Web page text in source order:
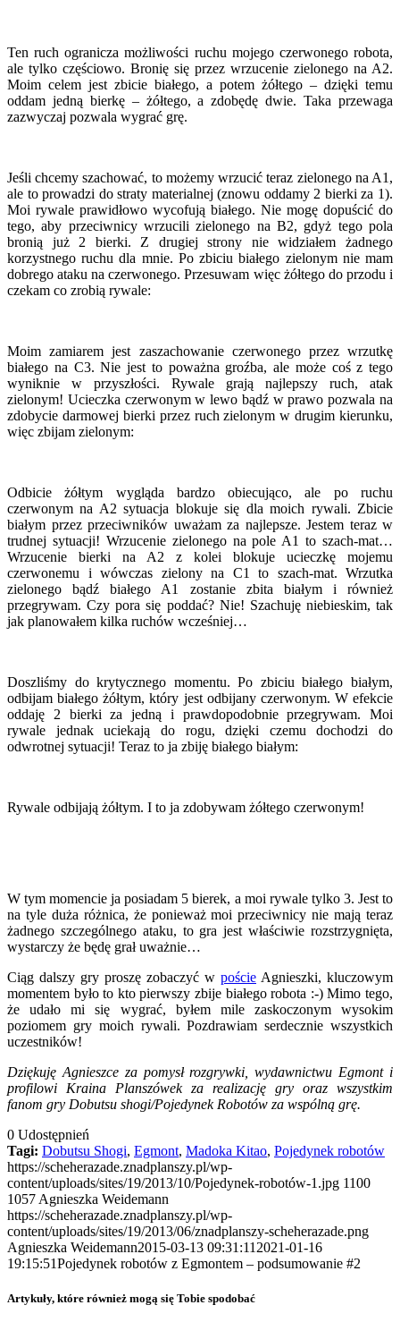
Ten ruch ogranicza możliwości ruchu mojego czerwonego robota,
ale tylko częściowo. Bronię się przez wrzucenie zielonego na A2.
Moim celem jest zbicie białego, a potem żółtego – dzięki temu
oddam jedną bierkę – żółtego, a zdobędę dwie. Taka przewaga
zazwyczaj pozwala wygrać grę.
Jeśli chcemy szachować, to możemy wrzucić teraz zielonego na A1,
ale to prowadzi do straty materialnej (znowu oddamy 2 bierki za 1).
Moi rywale prawidłowo wycofują białego. Nie mogę dopuścić do
tego, aby przeciwnicy wrzucili zielonego na B2, gdyż tego pola
bronią już 2 bierki. Z drugiej strony nie widziałem żadnego
korzystnego ruchu dla mnie. Po zbiciu białego zielonym nie mam
dobrego ataku na czerwonego. Przesuwam więc żółtego do przodu i
czekam co zrobią rywale:
Moim zamiarem jest zaszachowanie czerwonego przez wrzutkę
białego na C3. Nie jest to poważna groźba, ale może coś z tego
wyniknie w przyszłości. Rywale grają najlepszy ruch, atak
zielonym! Ucieczka czerwonym w lewo bądź w prawo pozwala na
zdobycie darmowej bierki przez ruch zielonym w drugim kierunku,
więc zbijam zielonym:
Odbicie żółtym wygląda bardzo obiecująco, ale po ruchu
czerwonym na A2 sytuacja blokuje się dla moich rywali. Zbicie
białym przez przeciwników uważam za najlepsze. Jestem teraz w
trudnej sytuacji! Wrzucenie zielonego na pole A1 to szach-mat…
Wrzucenie bierki na A2 z kolei blokuje ucieczkę mojemu
czerwonemu i wówczas zielony na C1 to szach-mat. Wrzutka
zielonego bądź białego A1 zostanie zbita białym i również
przegrywam. Czy pora się poddać? Nie! Szachuję niebieskim, tak
jak planowałem kilka ruchów wcześniej…
Doszliśmy do krytycznego momentu. Po zbiciu białego białym,
odbijam białego żółtym, który jest odbijany czerwonym. W efekcie
oddaję 2 bierki za jedną i prawdopodobnie przegrywam. Moi
rywale jednak uciekają do rogu, dzięki czemu dochodzi do
odwrotnej sytuacji! Teraz to ja zbiję białego białym:
Rywale odbijają żółtym. I to ja zdobywam żółtego czerwonym!
W tym momencie ja posiadam 5 bierek, a moi rywale tylko 3. Jest to
na tyle duża różnica, że ponieważ moi przeciwnicy nie mają teraz
żadnego szczególnego ataku, to gra jest właściwie rozstrzygnięta,
wystarczy że będę grał uważnie…
Ciąg dalszy gry proszę zobaczyć w poście Agnieszki, kluczowym
momentem było to kto pierwszy zbije białego robota :-) Mimo tego,
że udało mi się wygrać, byłem mile zaskoczonym wysokim
poziomem gry moich rywali. Pozdrawiam serdecznie wszystkich
uczestników!
Dziękuję Agnieszce za pomysł rozgrywki, wydawnictwu Egmont i
profilowi Kraina Planszówek za realizację gry oraz wszystkim
fanom gry Dobutsu shogi/Pojedynek Robotów za wspólną grę.
0 Udostępnień
Tagi: Dobutsu Shogi, Egmont, Madoka Kitao, Pojedynek robotów
https://scheherazade.znadplanszy.pl/wp-
content/uploads/sites/19/2013/10/Pojedynek-robotów-1.jpg 1100
1057 Agnieszka Weidemann
https://scheherazade.znadplanszy.pl/wp-
content/uploads/sites/19/2013/06/znadplanszy-scheherazade.png
Agnieszka Weidemann2015-03-13 09:31:11 2021-01-16
19:15:51Pojedynek robotów z Egmontem – podsumowanie #2
Artykuły, które również mogą się Tobie spodobać